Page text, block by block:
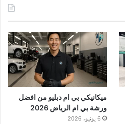
ميكانيكي بي ام دبليو من افضل
ورشة بي ام الرياض 2026
6 يونيو، 2026